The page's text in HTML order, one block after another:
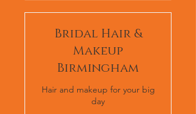
Bridal Hair &
Makeup
Birmingham
Hair and makeup for your big
day